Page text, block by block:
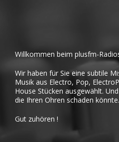
Willkommen beim plusfm-
Wir haben für Sie eine subtile
Musik aus Electro, Pop,
House Stücken ausgewählt.
die Ihren Ohren schaden
Gut zuhören !